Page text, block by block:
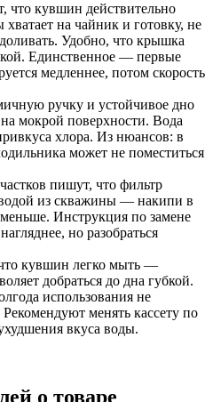
что кувшин действительно
на чайник и готовку, не
Удобно, что крышка
Единственное — первые
медленнее, потом скорость
ручку и устойчивое дно
мокрой поверхности. Вода
хлора. Из нюансов: в
может не поместиться
пишут, что фильтр
водой из скважины — накипи в
Инструкция по замене
но разобраться
кувшин легко мыть —
добраться до дна губкой.
использования не
менять кассету по
вкуса воды.
о товаре